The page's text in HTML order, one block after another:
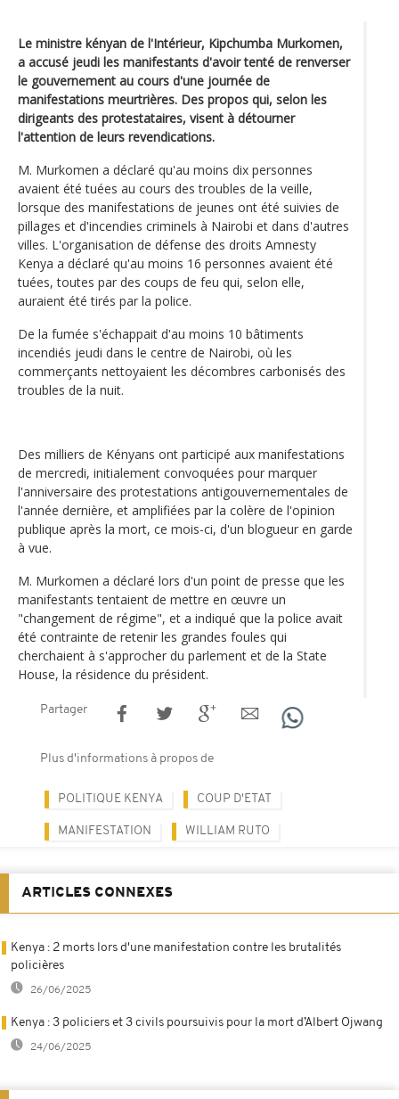
Le ministre kényan de l'Intérieur, Kipchumba Murkomen,
a accusé jeudi les manifestants d'avoir tenté de renverser
le gouvernement au cours d'une journée de
manifestations meurtrières. Des propos qui, selon les
dirigeants des protestataires, visent à détourner
l'attention de leurs revendications.
M. Murkomen a déclaré qu'au moins dix personnes
avaient été tuées au cours des troubles de la veille,
lorsque des manifestations de jeunes ont été suivies de
pillages et d'incendies criminels à Nairobi et dans d'autres
villes. L'organisation de défense des droits Amnesty
Kenya a déclaré qu'au moins 16 personnes avaient été
tuées, toutes par des coups de feu qui, selon elle,
auraient été tirés par la police.
De la fumée s'échappait d'au moins 10 bâtiments
incendiés jeudi dans le centre de Nairobi, où les
commerçants nettoyaient les décombres carbonisés des
troubles de la nuit.
Des milliers de Kényans ont participé aux manifestations
de mercredi, initialement convoquées pour marquer
l'anniversaire des protestations antigouvernementales de
l'année dernière, et amplifiées par la colère de l'opinion
publique après la mort, ce mois-ci, d'un blogueur en garde
à vue.
M. Murkomen a déclaré lors d'un point de presse que les
manifestants tentaient de mettre en œuvre un
"changement de régime", et a indiqué que la police avait
été contrainte de retenir les grandes foules qui
cherchaient à s'approcher du parlement et de la State
House, la résidence du président.
Partager
Plus d'informations à propos de
POLITIQUE KENYA COUP D'ETAT
MANIFESTATION WILLIAM RUTO
ARTICLES CONNEXES
Kenya : 2 morts lors d'une manifestation contre les brutalités
policières
26/06/2025
Kenya : 3 policiers et 3 civils poursuivis pour la mort d’Albert Ojwang
24/06/2025